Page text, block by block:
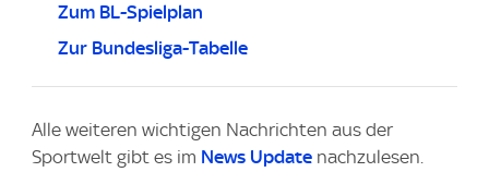
Zum BL-Spielplan
Zur Bundesliga-Tabelle
Alle weiteren wichtigen Nachrichten aus der
Sportwelt gibt es im News Update nachzulesen.